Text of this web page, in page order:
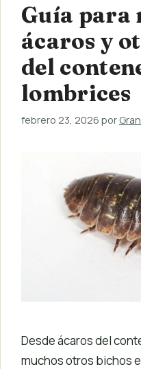
Guía para
ácaros y
del
lombrices
febrero 23, 2026 por
Desde ácaros del
muchos otros bichos